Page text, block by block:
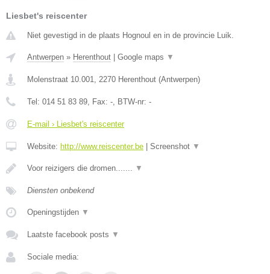
Liesbet's reiscenter
Niet gevestigd in de plaats Hognoul en in de provincie Luik.
Antwerpen » Herenthout Google maps ▼
Molenstraat 10.001, 2270 Herenthout (Antwerpen)
Tel: 014 51 83 89, Fax: -, BTW-nr: -
E-mail › Liesbet's reiscenter
Website: http://www.reiscenter.be Screenshot ▼
Voor reizigers die dromen....... ▼
Diensten onbekend
Openingstijden ▼
Laatste facebook posts ▼
Sociale media: